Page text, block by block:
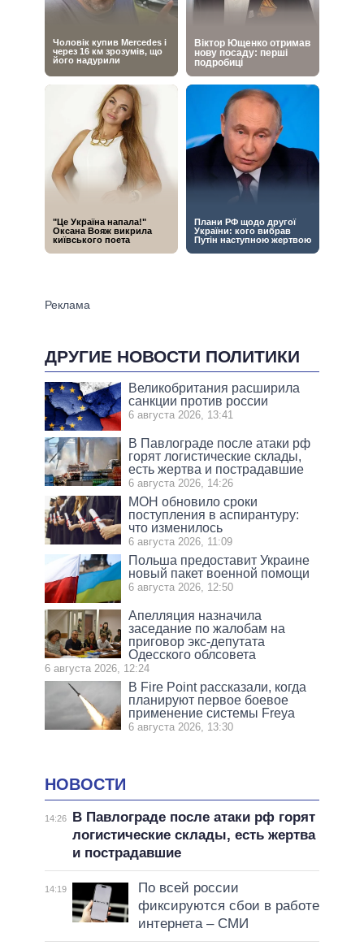
ДРУГИЕ НОВОСТИ ПОЛИТИКИ
Великобритания расширила
санкции против россии
6 августа 2026, 13:41
В Павлограде после атаки рф
горят логистические склады,
есть жертва и пострадавшие
6 августа 2026, 14:26
МОН обновило сроки
поступления в аспирантуру:
что изменилось
6 августа 2026, 11:09
Польша предоставит Украине
новый пакет военной помощи
6 августа 2026, 12:50
Апелляция назначила
заседание по жалобам на
приговор экс-депутата
Одесского облсовета
6 августа 2026, 12:24
В Fire Point рассказали, когда
планируют первое боевое
применение системы Freya
6 августа 2026, 13:30
НОВОСТИ
14:26
В Павлограде после атаки рф горят
логистические склады, есть жертва
и пострадавшие
14:19
По всей россии
фиксируются сбои в работе
интернета – СМИ